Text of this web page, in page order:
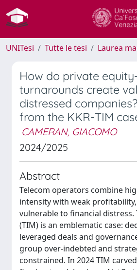
UNITesi Tutte le tesi Laurea
How do private
turnarounds create
distressed
from the KKR-TIM
CAMERAN, GIACOMO
2024/2025
Abstract
Telecom operators combine
intensity with weak
vulnerable to financial distress.
(TIM) is an emblematic case:
leveraged deals and
group over-indebted and
constrained. In 2024 TIM